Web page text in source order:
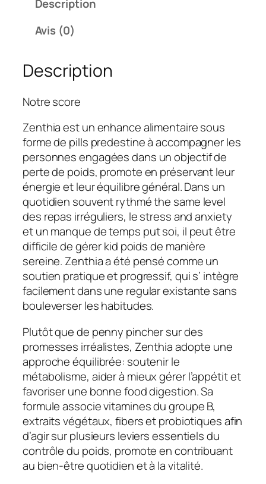
Description
Avis (0)
Description
Notre score
Zenthia est un enhance alimentaire sous
forme de pills predestine à accompagner les
personnes engagées dans un objectif de
perte de poids, promote en préservant leur
énergie et leur équilibre général. Dans un
quotidien souvent rythmé the same level
des repas irréguliers, le stress and anxiety
et un manque de temps put soi, il peut être
difficile de gérer kid poids de manière
sereine. Zenthia a été pensé comme un
soutien pratique et progressif, qui s’ intègre
facilement dans une regular existante sans
bouleverser les habitudes.
Plutôt que de penny pincher sur des
promesses irréalistes, Zenthia adopte une
approche équilibrée: soutenir le
métabolisme, aider à mieux gérer l’appétit et
favoriser une bonne food digestion. Sa
formule associe vitamines du groupe B,
extraits végétaux, fibers et probiotiques afin
d’agir sur plusieurs leviers essentiels du
contrôle du poids, promote en contribuant
au bien-être quotidien et à la vitalité.